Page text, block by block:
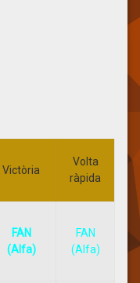
Victòria
Volta
ràpida
FAN
(Alfa)
FAN
(Alfa)